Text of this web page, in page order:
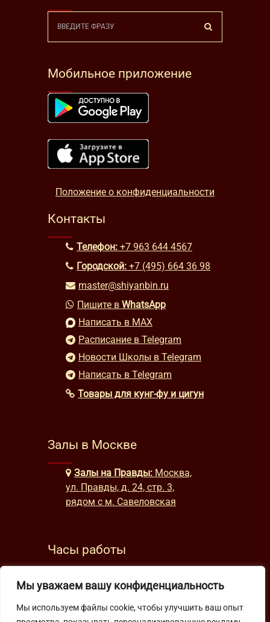
Мы уважаем вашу конфиденциальность
Мы используем файлы cookie, чтобы улучшить ваш опыт
Мобильное приложение
Положение о конфиденциальности
Контакты
Телефон: +7 963 644 4567
Городской: +7 (495) 664 36 98
master@shiyanbin.ru
Пишите в WhatsApp
Написать в MAX
Расписание в Telegram
Новости Школы в Telegram
Написать в Telegram
Товары для кунг-фу и цигун
Залы в Москве
Залы на Правды: Москва,
ул. Правды, д. 24, стр. 3,
рядом с м. Савеловская
Часы работы
выходные: с 10:00 до 19:30